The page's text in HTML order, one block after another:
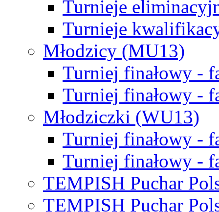
Turnieje
Turnieje
Młodzicy (MU13)
Turniej finałowy -
Turniej finałowy -
Młodziczki (WU13)
Turniej finałowy -
Turniej finałowy -
TEMPISH Puchar
TEMPISH Puchar